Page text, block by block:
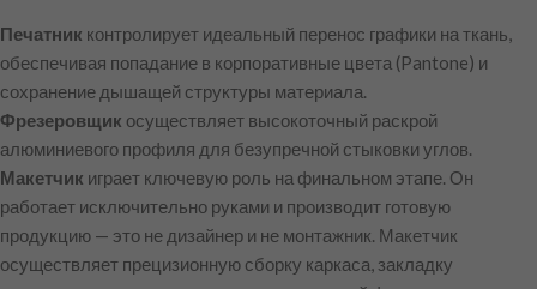
Печатник контролирует идеальный перенос графики на ткань,
обеспечивая попадание в корпоративные цвета (Pantone) и
сохранение дышащей структуры материала.
Фрезеровщик осуществляет высокоточный раскрой
алюминиевого профиля для безупречной стыковки углов.
Макетчик играет ключевую роль на финальном этапе. Он
работает исключительно руками и производит готовую
продукцию — это не дизайнер и не монтажник. Макетчик
осуществляет прецизионную сборку каркаса, закладку